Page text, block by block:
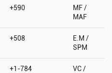
+590
MF /
MAF
+508
E.M /
SPM
+1-784
VC /